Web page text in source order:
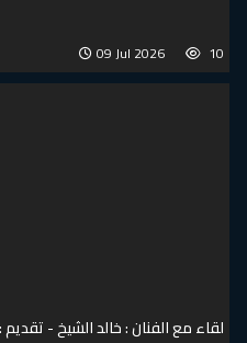
10
09 Jul 2026
لقاء مع الفنان : خالد الشيخ -